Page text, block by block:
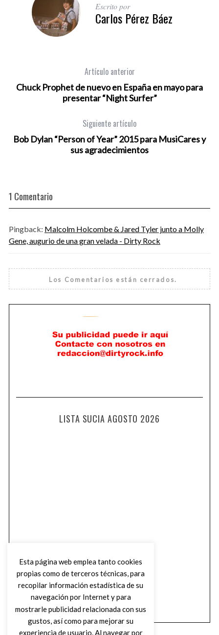
Escrito por
Carlos Pérez Báez
Artículo anterior
Chuck Prophet de nuevo en España en mayo para
presentar “Night Surfer”
Siguiente artículo
Bob Dylan “Person of Year” 2015 para MusiCares y
sus agradecimientos
1 Comentario
Pingback: Malcolm Holcombe & Jared Tyler junto a Molly
Gene, augurio de una gran velada - Dirty Rock
Los Comentarios están cerrados.
LISTA SUCIA AGOSTO 2026
Esta página web emplea tanto cookies
propias como de terceros técnicas, para
recopilar información estadística de su
navegación por Internet y para
mostrarle publicidad relacionada con sus
gustos, así como para mejorar su
experiencia de usuario. Al navegar por